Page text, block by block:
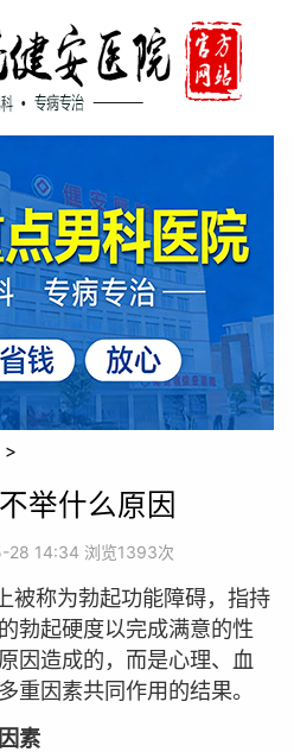
>
举什么原因
28 14:34 浏览1393次
称为勃起功能障碍，指持
勃起硬度以完成满意的性
因造成的，而是心理、血
重因素共同作用的结果。
素